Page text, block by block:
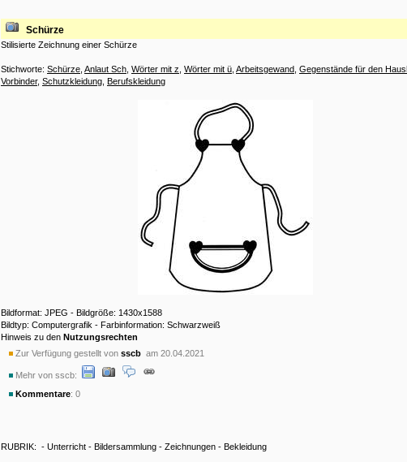
Schürze
Stilisierte Zeichnung einer Schürze
Stichworte: Schürze Anlaut Sch Wörter mit z Wörter mit ü Arbeitsgewand Gegenstände für den
Vorbinder, Schutzkleidung Berufskleidung
Bildformat: JPEG - Bildgröße: 1430x1588
Bildtyp: Computergrafik - Farbinformation: Schwarzweiß
Hinweis zu den Nutzungsrechten
Zur Verfügung gestellt von sscb am 20.04.2021
Mehr von sscb:
Kommentare: 0
RUBRIK: - Unterricht - Bildersammlung - Zeichnungen - Bekleidung